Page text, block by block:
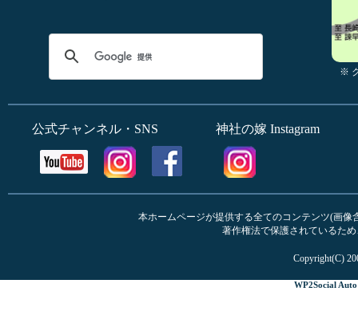
※
公式チャンネル・SNS 神社の嫁 Instagram
本ホームページが提供する全てのコンテンツ(画
著作権法で保護されているた
Copyright(C)
WP2Social